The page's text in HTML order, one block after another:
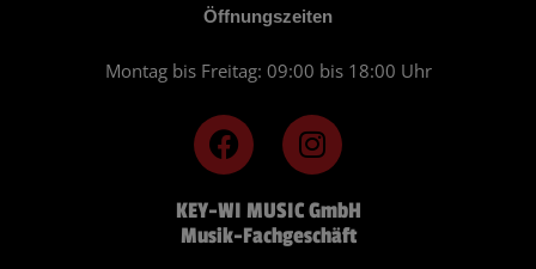
KEY-WI MUSIC GmbH
Musik-Fachgeschäft
F
a
c
e
b
I
n
s
t
a
Öffnungszeiten
Montag bis Freitag: 09:00 bis 18:00 Uhr